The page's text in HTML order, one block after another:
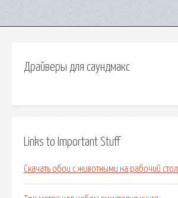
Драйверы для саундмакс
Links to Important Stuff
Скачать обои с животными на рабочий стол